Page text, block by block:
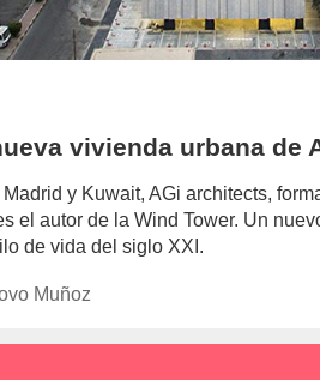
vivienda urbana de
y Kuwait, AGi architects,
el autor de la Wind Tower. Un
de vida del siglo XXI.
author/laura-
Muñoz